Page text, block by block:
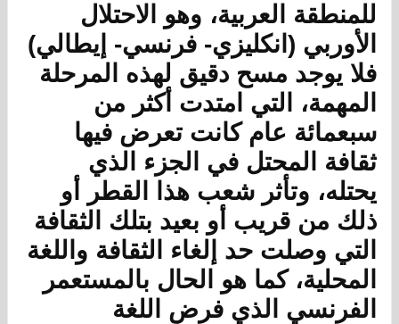
للمنطقة العربية، وهو الاحتلال
الأوربي (انكليزي- فرنسي- إيطالي)
فلا يوجد مسح دقيق لهذه المرحلة
المهمة، التي امتدت أكثر من
سبعمائة عام كانت تعرض فيها
ثقافة المحتل في الجزء الذي
يحتله، وتأثر شعب هذا القطر أو
ذلك من قريب أو بعيد بتلك الثقافة
التي وصلت حد إلغاء الثقافة واللغة
المحلية، كما هو الحال بالمستعمر
الفرنسي الذي فرض اللغة